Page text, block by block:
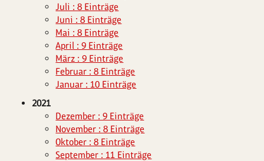
Juli : 8 Einträge
Juni : 8 Einträge
Mai : 8 Einträge
April : 9 Einträge
März : 9 Einträge
Februar : 8 Einträge
Januar : 10 Einträge
2021
Dezember : 9 Einträge
November : 8 Einträge
Oktober : 8 Einträge
September : 11 Einträge